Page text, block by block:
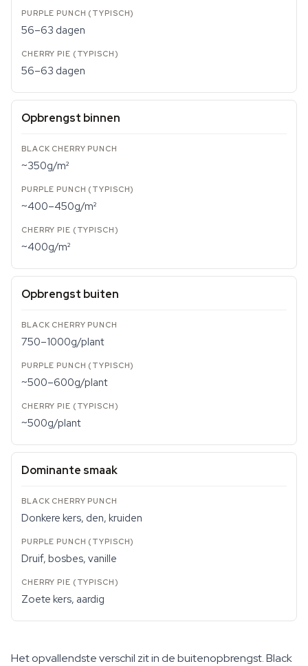
56–63 dagen
56–63 dagen
Opbrengst binnen
~350g/m²
~400–450g/m²
~400g/m²
Opbrengst buiten
750–1000g/plant
~500–600g/plant
~500g/plant
Dominante smaak
Donkere kers, den, kruiden
Druif, bosbes, vanille
Zoete kers, aardig
Het opvallendste verschil zit in de buitenopbrengst. Black